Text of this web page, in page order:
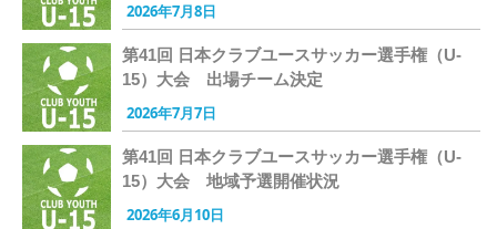
2026年7月8日
第41回 日本クラブユースサッカー選手権（U-
15）大会 出場チーム決定
2026年7月7日
第41回 日本クラブユースサッカー選手権（U-
15）大会 地域予選開催状況
2026年6月10日